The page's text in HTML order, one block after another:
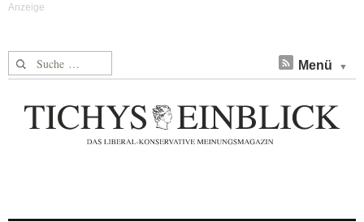
Suche nach: Menü